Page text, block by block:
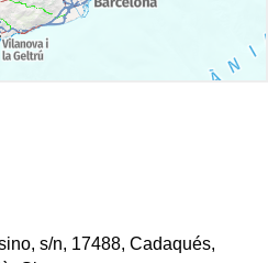
s/n, 17488, Cadaqués,